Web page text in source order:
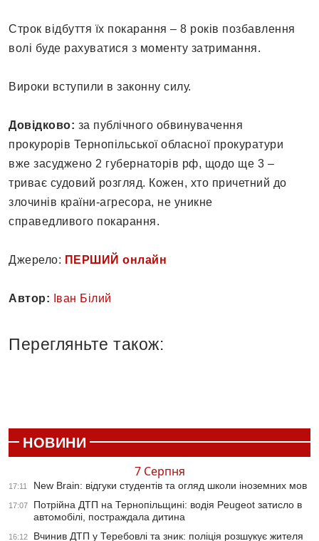
Строк відбуття їх покарання – 8 років позбавлення
волі буде рахуватися з моменту затримання.
Вироки вступили в законну силу.
Довідково: за публічного обвинувачення
прокурорів Тернопільської обласної прокуратури
вже засуджено 2 губернаторів рф, щодо ще 3 –
триває судовий розгляд. Кожен, хто причетний до
злочинів країни-агресора, не уникне
справедливого покарання.
Джерело: ПЕРШИЙ онлайн
Автор: Іван Білий
Перегляньте також:
НОВИНИ
7 Серпня
17:11 New Brain: відгуки студентів та огляд школи іноземних мов
17:07
Потрійна ДТП на Тернопільщині: водія Peugeot затисло в
автомобілі, постраждала дитина
16:12 Вчинив ДТП у Теребовлі та зник: поліція розшукує жителя